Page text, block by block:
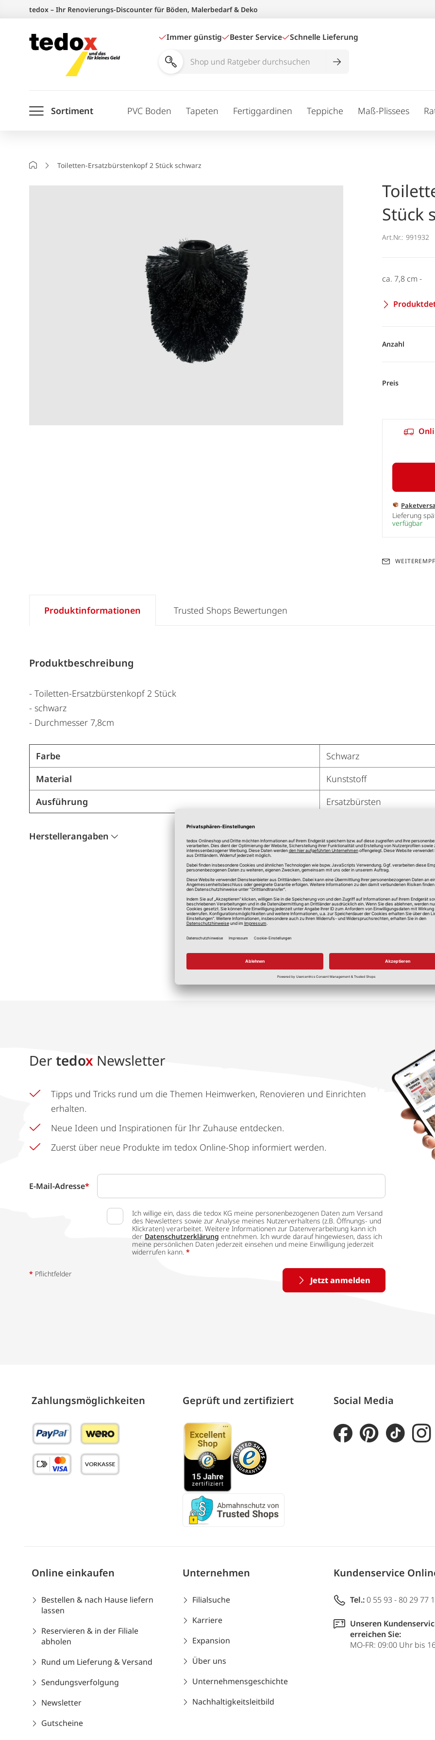
springen
tedox – Ihr Renovierungs-Discounter für Böden, Malerbedarf & Deko
Immer günstig Bester Service Schnelle Lieferung
Shop
durchsuchen
Sortiment PVC Boden Tapeten Fertiggardinen Teppiche Maß-Plissees
StartseiteToiletten-Ersatzbürstenkopf 2 Stück schwarz
Stück
Art.Nr.: 991932
ca. 7,8 cm -
Anzahl
Preis
Lieferung
verfügbar
Produktinformationen
Produktbeschreibung
- Toiletten-Ersatzbürstenkopf 2 Stück
- schwarz
- Durchmesser 7,8cm
Farbe
Schwarz
Material
Kunststoff
Ausführung
Ersatzbürsten
Herstellerangaben
Trusted Shops Bewertungen
*Alle Preise in Euro, inkl. gesetzlicher Mehrwertsteuer, zzgl.
Der tedox Newsletter
Tipps und Tricks rund um die Themen Heimwerken, Renovieren und Einrichten
erhalten.
Neue Ideen und Inspirationen für Ihr Zuhause entdecken.
Zuerst über neue Produkte im tedox Online-Shop informiert werden.
E-Mail-Adresse*
Ich willige ein, dass die tedox KG meine personenbezogenen Daten zum Versand
des Newsletters sowie zur Analyse meines Nutzerverhaltens (z.B. Öffnungs- und
Klickraten) verarbeitet. Weitere Informationen zur Datenverarbeitung kann ich
der Datenschutzerklärung entnehmen. Ich wurde darauf hingewiesen, dass ich
meine persönlichen Daten jederzeit einsehen und meine Einwilligung jederzeit
widerrufen kann. *
Jetzt anmelden
* Pflichtfelder
Zahlungs­möglich­keiten Geprüft und zertifiziert Social Media
Online einkaufen
Bestellen & nach Hause liefern
lassen
Reservieren & in der Filiale
abholen
Rund um Lieferung & Versand
Sendungsverfolgung
Newsletter
Gutscheine
Unternehmen
Filialsuche
Karriere
Expansion
Über uns
Unternehmensgeschichte
Nachhaltigkeitsleitbild
Kundenservice
Tel.: 0 55 93 - 80 29 77
Unseren
erreichen Sie:
MO-FR: 09:00 Uhr bis